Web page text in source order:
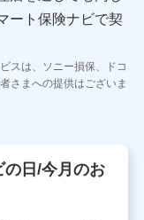
人向けASPサー
に有用なお知らせ
正確な把握のため
先
ート保険ナビで契
スは、ソニー損保、ドコ
さまへの提供はございま
の日/今月のお